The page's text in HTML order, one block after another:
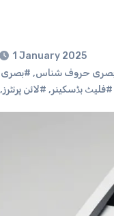
1 January 2025
حروف شناس, #بصری
#فلیٹ بڈسکینر, #لائن پرنٹرز,